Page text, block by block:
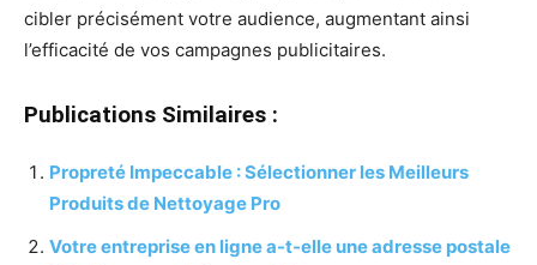
cibler précisément votre audience, augmentant ainsi
l’efficacité de vos campagnes publicitaires.
Publications Similaires :
Propreté Impeccable : Sélectionner les Meilleurs
Produits de Nettoyage Pro
Votre entreprise en ligne a-t-elle une adresse postale